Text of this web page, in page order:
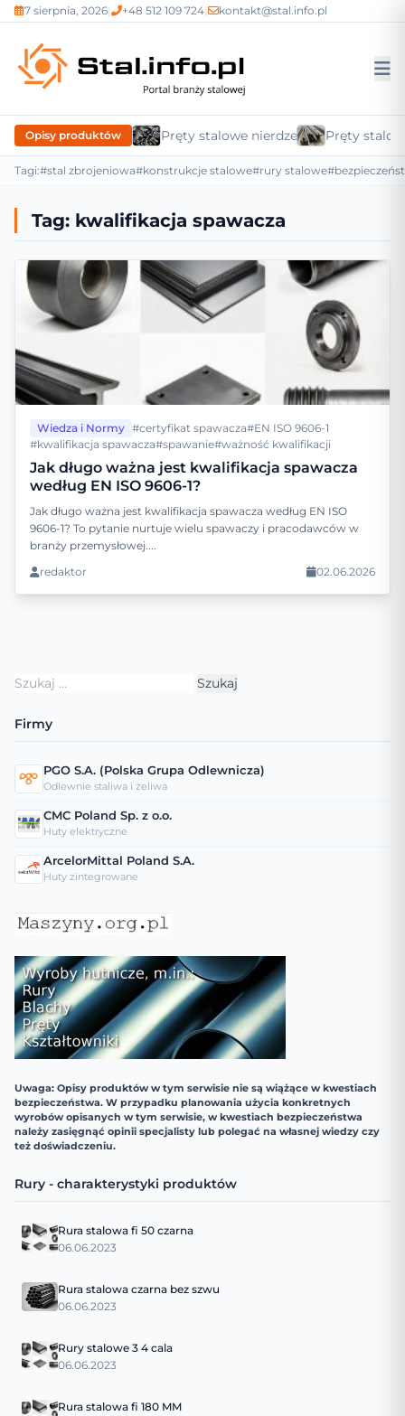
7 sierpnia, 2026| +48 512 109 724| kontakt@stal.info.pl
Opisy produktów Pręty stalowe nierdzewnePręty
Tagi:#stal zbrojeniowa#konstrukcje stalowe#rury stalowe
Tag: kwalifikacja spawacza
Wiedza i Normy #certyfikat spawacza#EN ISO 9606-1
#kwalifikacja spawacza#spawanie#ważność kwalifikacji
Jak długo ważna jest kwalifikacja spawacza
według EN ISO 9606-1?
Jak długo ważna jest kwalifikacja spawacza według EN ISO
9606-1? To pytanie nurtuje wielu spawaczy i pracodawców w
branży przemysłowej....
redaktor
02.06.2026
Szukaj:
Firmy
PGO S.A. (Polska Grupa Odlewnicza)
Odlewnie staliwa i żeliwa
CMC Poland Sp. z o.o.
Huty elektryczne
ArcelorMittal Poland S.A.
Huty zintegrowane
Uwaga: Opisy produktów w tym serwisie nie są wiążące w kwestiach
bezpieczeństwa. W przypadku planowania użycia konkretnych
wyrobów opisanych w tym serwisie, w kwestiach bezpieczeństwa
należy zasięgnąć opinii specjalisty lub polegać na własnej wiedzy czy
też doświadczeniu.
Rury - charakterystyki produktów
Rura stalowa fi 50 czarna
06.06.2023
Rura stalowa czarna bez szwu
06.06.2023
Rury stalowe 3 4 cala
06.06.2023
Rura stalowa fi 180 MM